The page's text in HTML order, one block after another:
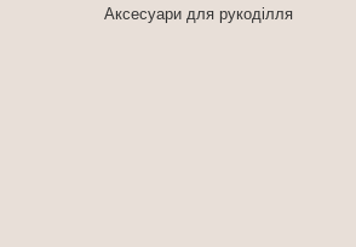
Аксесуари для рукоділля